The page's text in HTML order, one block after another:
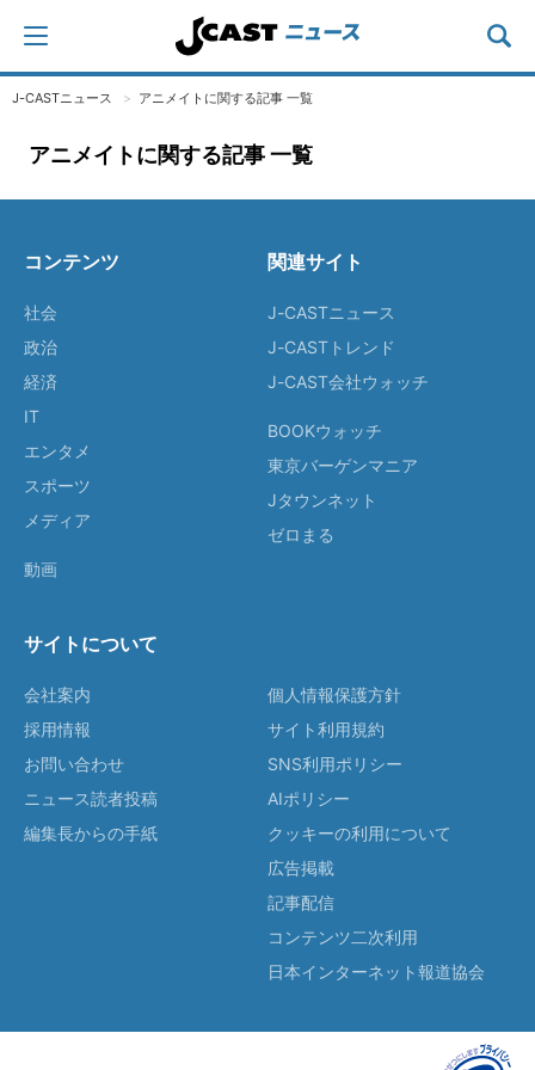
J-CASTニュース アニメイトに関する記事 一覧
アニメイトに関する記事 一覧
コンテンツ
社会
政治
経済
IT
エンタメ
スポーツ
メディア
動画
関連サイト
J-CASTニュース
J-CASTトレンド
J-CAST会社ウォッチ
BOOKウォッチ
東京バーゲンマニア
Jタウンネット
ゼロまる
サイトについて
会社案内
採用情報
お問い合わせ
ニュース読者投稿
編集長からの手紙
個人情報保護方針
サイト利用規約
SNS利用ポリシー
AIポリシー
クッキーの利用について
広告掲載
記事配信
コンテンツ二次利用
日本インターネット報道協会